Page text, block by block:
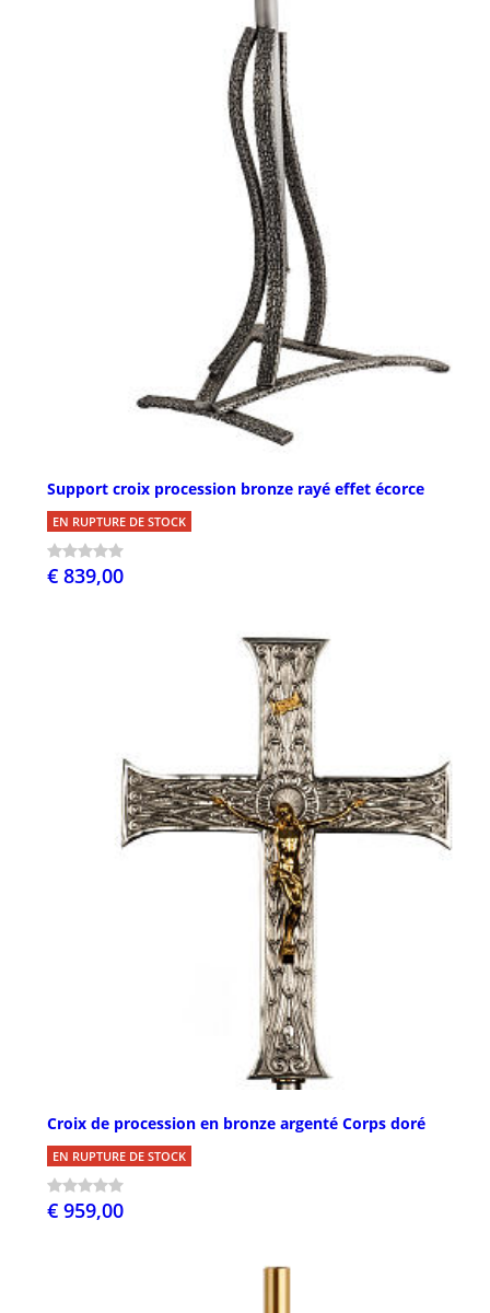
Support croix procession bronze rayé effet écorce
EN RUPTURE DE STOCK
€ 839,00
Croix de procession en bronze argenté Corps doré
EN RUPTURE DE STOCK
€ 959,00